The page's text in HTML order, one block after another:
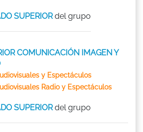
SUPERIORdel grupo
COMUNICACIÓN IMAGEN Y
y Espectáculos
Radio y Espectáculos
SUPERIORdel grupo